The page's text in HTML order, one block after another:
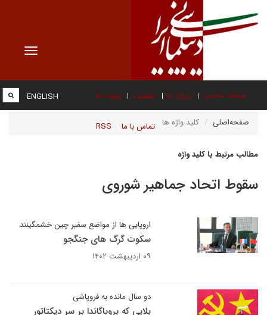
Toggle
صفحه نخست درباره ما عضویت پیوند ها
تماس با ما RSS
ENGLISH
صفحه‌اصلی کلید واژه ها
مطالب مرتبط با کلید واژه
سقوط اتحاد جماهیر شوروی
اروپایی ها از مواضع سفیر چین خشمگینند
سکوت گرگ های جنگجو
۰۹ اردیبهشت ۱۴۰۲
دو سال مانده به فروپاشی
بلایی که پروپاگاندا بر سر دیکتاتور